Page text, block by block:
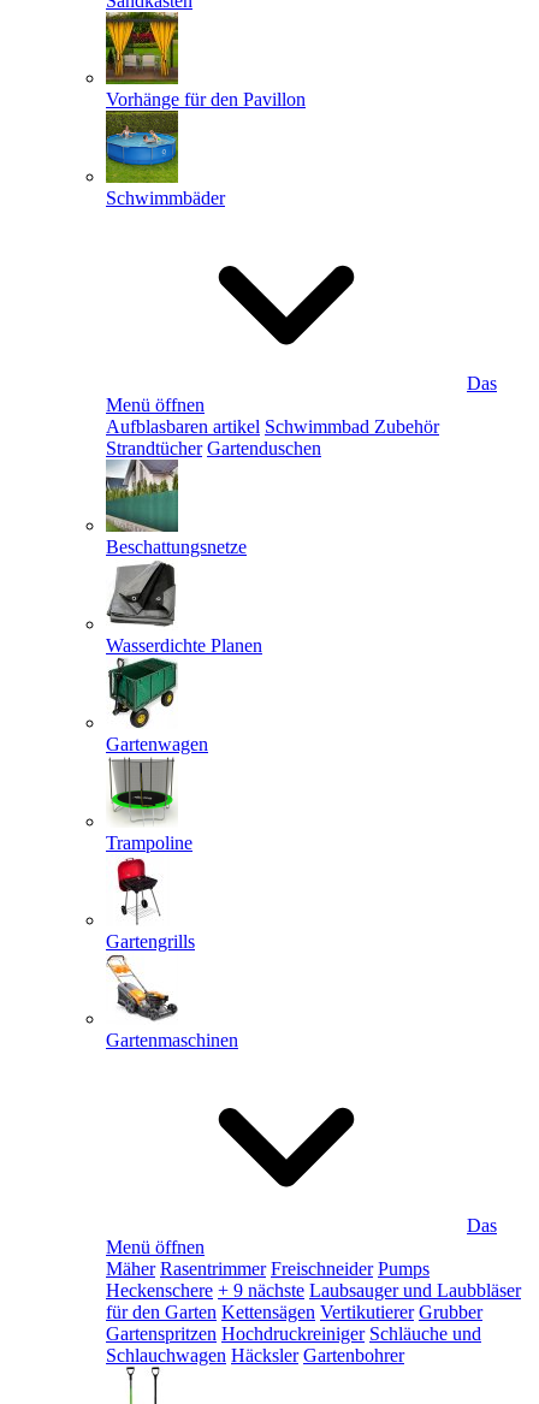
Vorhänge für den Pavillon
Schwimmbäder
Das
Menü öffnen
Aufblasbaren artikel Schwimmbad Zubehör
Strandtücher Gartenduschen
Beschattungsnetze
Wasserdichte Planen
Gartenwagen
Trampoline
Gartengrills
Gartenmaschinen
Das
Menü öffnen
Mäher Rasentrimmer Freischneider Pumps
Heckenschere + 9 nächste Laubsauger und Laubbläser
für den Garten Kettensägen Vertikutierer Grubber
Gartenspritzen Hochdruckreiniger Schläuche und
Schlauchwagen Häcksler Gartenbohrer